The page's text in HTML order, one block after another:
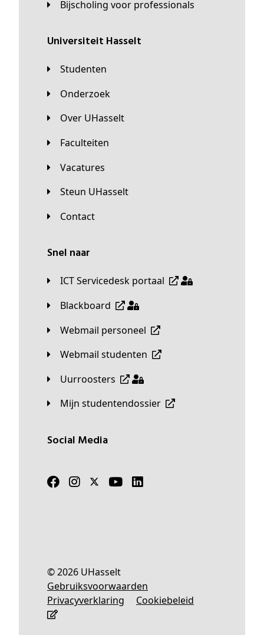
Bijscholing voor professionals
universiteit Hasselt
Studenten
Onderzoek
Over UHasselt
Faculteiten
Vacatures
Steun UHasselt
Contact
Snel naar
ICT Servicedesk portaal
Blackboard
Webmail personeel
Webmail studenten
Uurroosters
Mijn studentendossier
Social Media
© 2026 UHasselt
Gebruiksvoorwaarden
Privacyverklaring
Cookiebeleid